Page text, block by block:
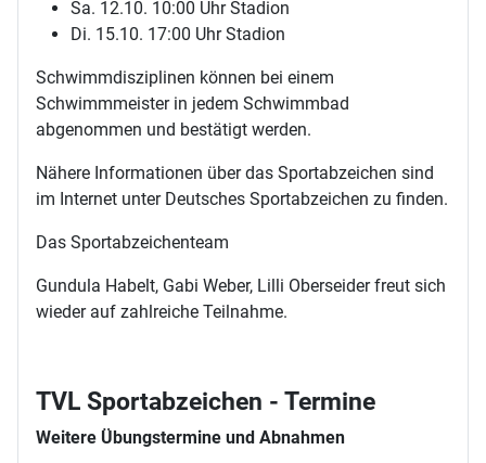
Sa. 12.10. 10:00 Uhr Stadion
Di. 15.10. 17:00 Uhr Stadion
Schwimmdisziplinen können bei einem
Schwimmmeister in jedem Schwimmbad
abgenommen und bestätigt werden.
Nähere Informationen über das Sportabzeichen sind
im Internet unter Deutsches Sportabzeichen zu finden.
Das Sportabzeichenteam
Gundula Habelt, Gabi Weber, Lilli Oberseider freut sich
wieder auf zahlreiche Teilnahme.
TVL Sportabzeichen - Termine
Weitere Übungstermine und Abnahmen